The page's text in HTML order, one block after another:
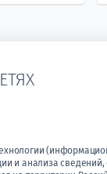
и анализа